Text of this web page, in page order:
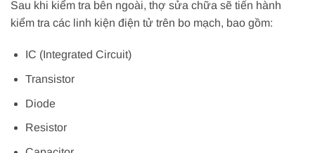
Sau khi kiểm tra bên ngoài, thợ sửa chữa sẽ tiến hành
kiểm tra các linh kiện điện tử trên bo mạch, bao gồm:
IC (Integrated Circuit)
Transistor
Diode
Resistor